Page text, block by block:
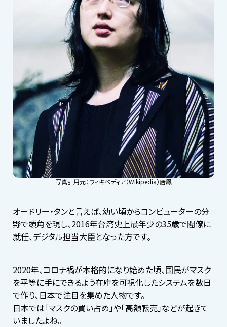
写真引用元：ウィキペディア（Wikipedia）唐鳳
オードリー・タンと言えば、幼い頃からコンピューターの分
野で頭角を現し、2016年台湾史上最年少の35歳で閣僚に
就任、デジタル担当大臣となった方です。
2020年、コロナ禍が本格的になり始めた頃、国民がマスク
を平等に手にできるよう在庫を可視化したシステムを数日
で作り、日本で注目を集めた人物です。
日本では「マスクの買い占め」や「高額転売」などが起きて
いましたよね。